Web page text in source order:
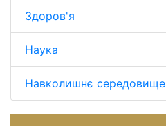
Здоров'я
Наука
Навколишнє середовище